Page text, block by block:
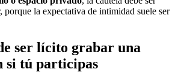
porque la expectativa de intimidad suele ser
ser lícito grabar una
si tú participas